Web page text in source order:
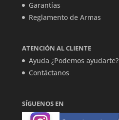
Garantías
Reglamento de Armas
ATENCIÓN AL CLIENTE
Ayuda ¿Podemos ayudarte?
Contáctanos
SÍGUENOS EN